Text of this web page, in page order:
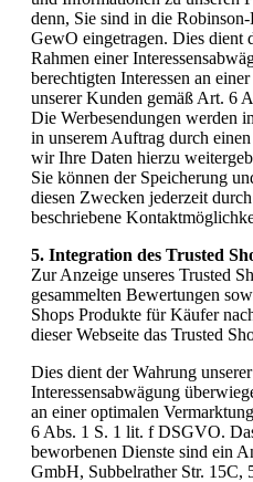
denn, Sie sind in die
GewO eingetragen. Dies dient
Rahmen einer
berechtigten Interessen an
unserer Kunden gemäß Art. 6
Die Werbesendungen werden
in unserem Auftrag durch
wir Ihre Daten hierzu
Sie können der Speicherung
diesen Zwecken jederzeit
beschriebene
5. Integration des Trusted
Zur Anzeige unseres Trusted
gesammelten Bewertungen
Shops Produkte für Käufer
dieser Webseite das Trusted
Dies dient der Wahrung
Interessensabwägung
an einer optimalen
6 Abs. 1 S. 1 lit. f DSGVO.
beworbenen Dienste sind ein
GmbH, Subbelrather Str. 15C,